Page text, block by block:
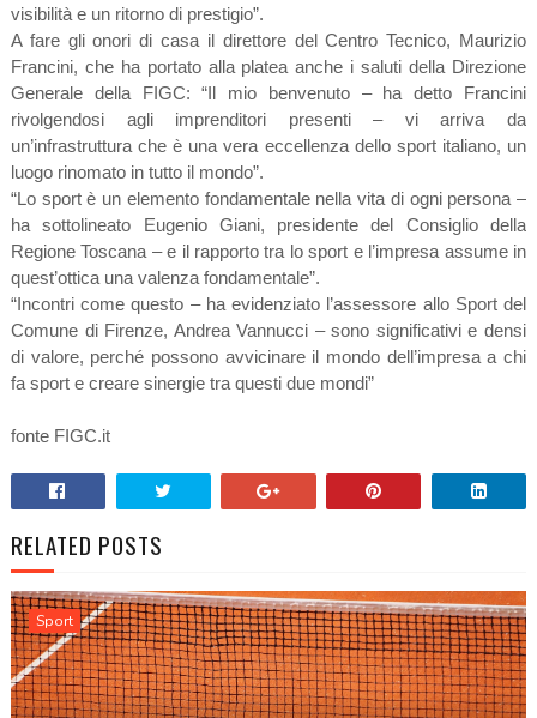
visibilità e un ritorno di prestigio”.
A fare gli onori di casa il direttore del Centro Tecnico, Maurizio
Francini, che ha portato alla platea anche i saluti della Direzione
Generale della FIGC: “Il mio benvenuto – ha detto Francini
rivolgendosi agli imprenditori presenti – vi arriva da
un’infrastruttura che è una vera eccellenza dello sport italiano, un
luogo rinomato in tutto il mondo”.
“Lo sport è un elemento fondamentale nella vita di ogni persona –
ha sottolineato Eugenio Giani, presidente del Consiglio della
Regione Toscana – e il rapporto tra lo sport e l’impresa assume in
quest’ottica una valenza fondamentale”.
“Incontri come questo – ha evidenziato l’assessore allo Sport del
Comune di Firenze, Andrea Vannucci – sono significativi e densi
di valore, perché possono avvicinare il mondo dell’impresa a chi
fa sport e creare sinergie tra questi due mondi”
fonte FIGC.it
RELATED POSTS
Sport